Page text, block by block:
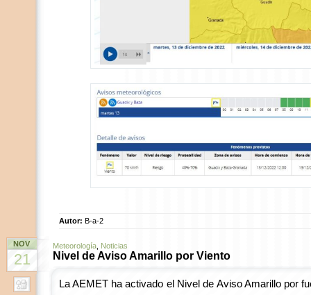
Autor: B-a-2
NOV
21
Meteorología, Noticias
Nivel de Aviso Amarillo por Viento
La AEMET ha activado el Nivel de Aviso Amarillo por